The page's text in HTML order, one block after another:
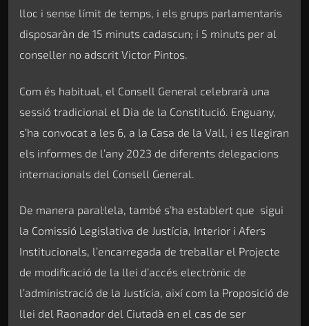
lloc i sense límit de temps, i els grups parlamentaris
disposaràn de 15 minuts cadascun; i 5 minuts per al
conseller no adscrit Victor Pintos.
Com és habitual, el Consell General celebrarà una
sessió tradicional el Dia de la Constitució. Enguany,
s’ha convocat a les 6, a la Casa de la Vall, i es llegiran
els informes de l’any 2023 de diferents delegacions
internacionals del Consell General.
De manera paral·lela, també s’ha establert que sigui
la Comissió Legislativa de Justícia, Interior i Afers
Institucionals, l’encarregada de treballar el Projecte
de modificació de la llei d’accés electrònic de
l’administració de la Justícia, així com la Proposició de
llei del Raonador del Ciutadà en el cas de ser